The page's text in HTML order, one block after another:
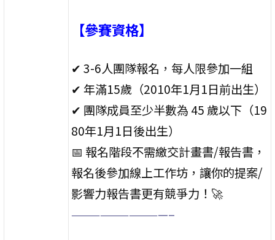
【參賽資格】
✔ 3-6人團隊報名，每人限參加一組
✔ 年滿15歲（2010年1月1日前出生）
✔ 團隊成員至少半數為 45 歲以下（19
80年1月1日後出生）
📅 報名階段不需繳交計畫書/報告書，
報名後參加線上工作坊，讓你的提案/
影響力報告書更有競爭力！🚀
——————————–